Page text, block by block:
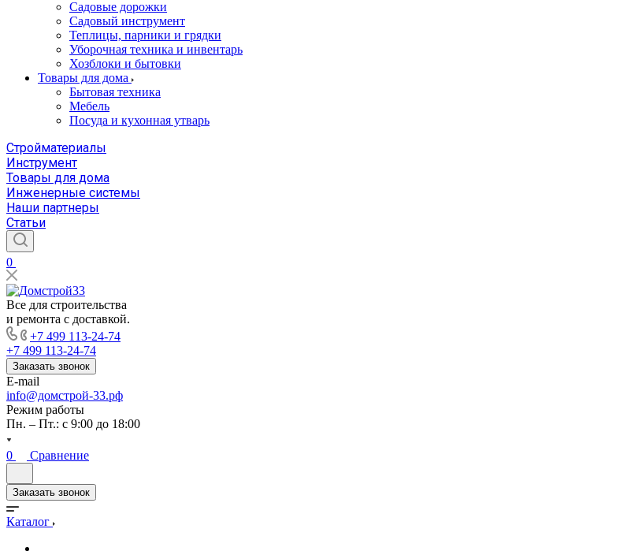
Садовые дорожки
Садовый инструмент
Теплицы, парники и грядки
Уборочная техника и инвентарь
Хозблоки и бытовки
Товары для дома
Бытовая техника
Мебель
Посуда и кухонная утварь
Стройматериалы
Инструмент
Товары для дома
Инженерные системы
Наши партнеры
Статьи
0
Все для строительства
и ремонта с доставкой.
+7 499 113-24-74
+7 499 113-24-74
Заказать звонок
E-mail
info@домстрой-33.рф
Режим работы
Пн. – Пт.: с 9:00 до 18:00
0 Сравнение
Заказать звонок
Каталог